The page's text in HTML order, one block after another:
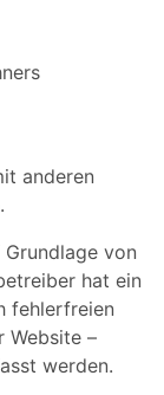
anderen
von
hat ein
fehlerfreien
Website –
werden.